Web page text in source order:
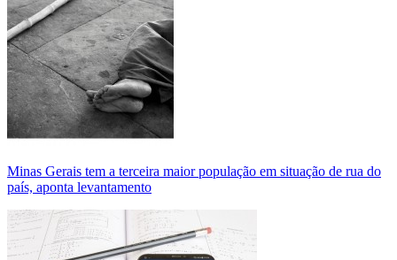
Minas Gerais tem a terceira maior população em situação de rua do
país, aponta levantamento